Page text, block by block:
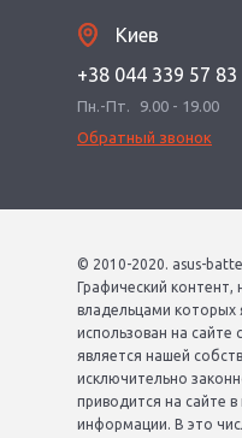
Киев
+38 044 339 57 83
Пн.-Пт.
9.00 - 19.00
Обратный звонок
© 2010-2020. asus-
Графический
владельцами которых
использован на сайте
является нашей
исключительно
приводится на сайте
информации. В это